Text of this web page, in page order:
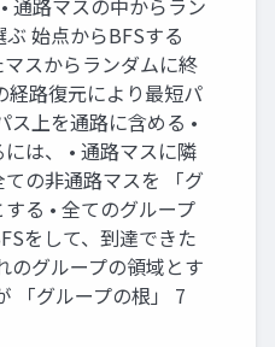
• 通路マスの中からラン
始点からBFSする
スからランダムに終
経路復元により最短パ
ス上を通路に含める •
は、 • 通路マスに隣
ての非通路マスを 「グ
る • 全てのグループ
をして、到達できた
のグループの領域とす
「グループの根」 7